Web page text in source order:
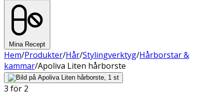
Mina Recept
Hem/Produkter/Hår/Stylingverktyg/Hårborstar &
kammar/Apoliva Liten hårborste
3 för 2